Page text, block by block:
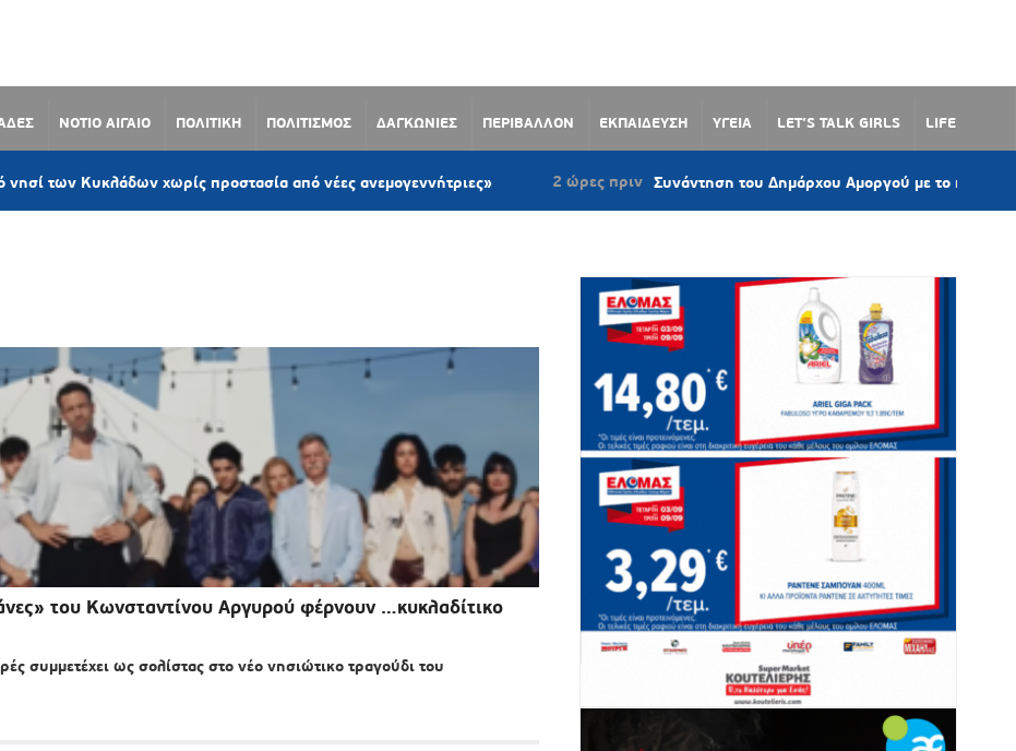
ΝΟΤΙΟ ΑΙΓΑΙΟ ΠΟΛΙΤΙΚΗ ΠΟΛΙΤΙΣΜΟΣ ΔΑΓΚΩΝΙΕΣ ΠΕΡΙΒΑΛΛΟΝ ΕΚΠΑΙΔΕΥΣΗ ΥΓΕΙΑ LET’S TALK GIRLS LIFE
χωρίς προστασία από νέες ανεμογεννήτριες» 2 ώρες πριν Συνάντηση του Δημάρχου Αμοργού με το προεδρείο του
του Κωνσταντίνου Αργυρού φέρνουν …κυκλαδίτικο
συμμετέχει ως σολίστας στο νέο νησιώτικο τραγούδι του